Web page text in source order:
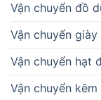
Vận chuyển đồ
Vận chuyển giày
Vận chuyển hạt
Vận chuyển kẽm